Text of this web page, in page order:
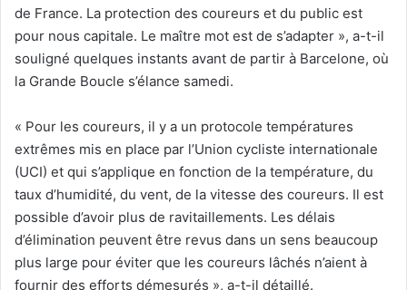
de France. La protection des coureurs et du public est
pour nous capitale. Le maître mot est de s’adapter », a-t-il
souligné quelques instants avant de partir à Barcelone, où
la Grande Boucle s’élance samedi.
« Pour les coureurs, il y a un protocole températures
extrêmes mis en place par l’Union cycliste internationale
(UCI) et qui s’applique en fonction de la température, du
taux d’humidité, du vent, de la vitesse des coureurs. Il est
possible d’avoir plus de ravitaillements. Les délais
d’élimination peuvent être revus dans un sens beaucoup
plus large pour éviter que les coureurs lâchés n’aient à
fournir des efforts démesurés », a-t-il détaillé.